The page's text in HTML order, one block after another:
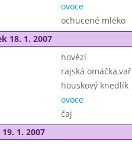
ovoce
ochucené mléko
18. 1. 2007
hovězí
rajská
houskový knedlík
ovoce
čaj
1. 2007